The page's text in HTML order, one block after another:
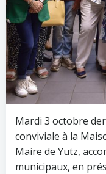
Mardi 3 octobre
conviviale à la
Maire de Yutz,
municipaux, en